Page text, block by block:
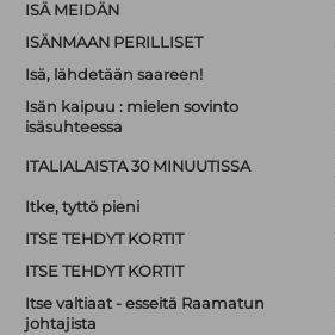
ISÄ MEIDÄN
ISÄNMAAN PERILLISET
Isä, lähdetään saareen!
Isän kaipuu : mielen sovinto
isäsuhteessa
ITALIALAISTA 30 MINUUTISSA
Itke, tyttö pieni
ITSE TEHDYT KORTIT
ITSE TEHDYT KORTIT
Itse valtiaat - esseitä Raamatun
johtajista